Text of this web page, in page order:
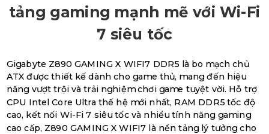
tảng gaming mạnh mẽ với Wi-Fi
7 siêu tốc
Gigabyte Z890 GAMING X WIFI7 DDR5 là bo mạch chủ
ATX được thiết kế dành cho game thủ, mang đến hiệu
năng vượt trội và trải nghiệm chơi game tuyệt vời. Hỗ trợ
CPU Intel Core Ultra thế hệ mới nhất, RAM DDR5 tốc độ
cao, kết nối Wi-Fi 7 siêu tốc và nhiều tính năng gaming
cao cấp, Z890 GAMING X WIFI7 là nền tảng lý tưởng cho